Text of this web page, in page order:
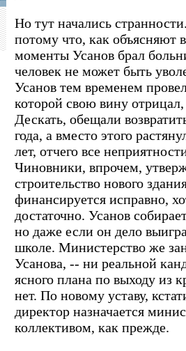
Но тут начались
потому что, как объясняют
моменты Усанов брал
человек не может быть
Усанов тем временем
которой свою вину
Дескать, обещали
года, а вместо этого
лет, отчего все
Чиновники, впрочем,
строительство нового
финансируется исправно,
достаточно. Усанов
но даже если он дело
школе. Министерство же
Усанова, -- ни реальной
ясного плана по выходу из
нет. По новому уставу,
директор назначается
коллективом, как прежде.